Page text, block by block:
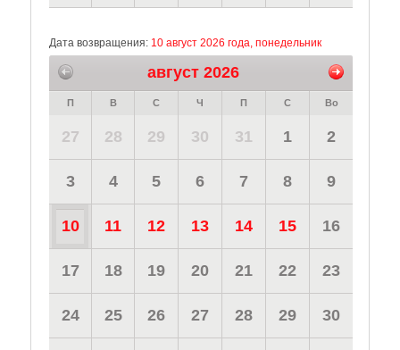
Дата возвращения: 10 август 2026 года, понедельник
август 2026
П В С Ч П С Во
27 28 29 30 31 1 2
3 4 5 6 7 8 9
10 11 12 13 14 15 16
17 18 19 20 21 22 23
24 25 26 27 28 29 30